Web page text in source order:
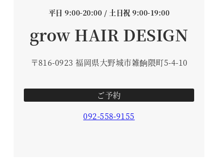
平日 9:00-20:00 / 土日祝 9:00-19:00
grow HAIR DESIGN
〒816-0923 福岡県大野城市雑餉隈町5-4-10
ご予約
092-558-9155